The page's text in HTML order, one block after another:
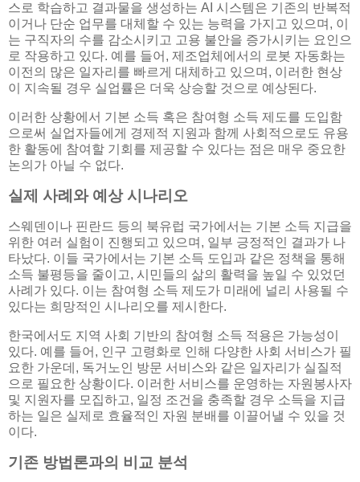
스로 학습하고 결과물을 생성하는 AI 시스템은 기존의 반복적
이거나 단순 업무를 대체할 수 있는 능력을 가지고 있으며, 이
는 구직자의 수를 감소시키고 고용 불안을 증가시키는 요인으
로 작용하고 있다. 예를 들어, 제조업체에서의 로봇 자동화는
이전의 많은 일자리를 빠르게 대체하고 있으며, 이러한 현상
이 지속될 경우 실업률은 더욱 상승할 것으로 예상된다.
이러한 상황에서 기본 소득 혹은 참여형 소득 제도를 도입함
으로써 실업자들에게 경제적 지원과 함께 사회적으로도 유용
한 활동에 참여할 기회를 제공할 수 있다는 점은 매우 중요한
논의가 아닐 수 없다.
실제 사례와 예상 시나리오
스웨덴이나 핀란드 등의 북유럽 국가에서는 기본 소득 지급을
위한 여러 실험이 진행되고 있으며, 일부 긍정적인 결과가 나
타났다. 이들 국가에서는 기본 소득 도입과 같은 정책을 통해
소득 불평등을 줄이고, 시민들의 삶의 활력을 높일 수 있었던
사례가 있다. 이는 참여형 소득 제도가 미래에 널리 사용될 수
있다는 희망적인 시나리오를 제시한다.
한국에서도 지역 사회 기반의 참여형 소득 적용은 가능성이
있다. 예를 들어, 인구 고령화로 인해 다양한 사회 서비스가 필
요한 가운데, 독거노인 방문 서비스와 같은 일자리가 실질적
으로 필요한 상황이다. 이러한 서비스를 운영하는 자원봉사자
및 지원자를 모집하고, 일정 조건을 충족할 경우 소득을 지급
하는 일은 실제로 효율적인 자원 분배를 이끌어낼 수 있을 것
이다.
기존 방법론과의 비교 분석